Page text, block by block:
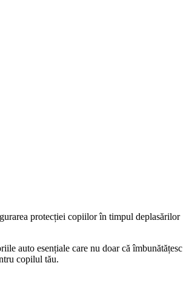
protecției copiilor în timpul deplasărilor
auto esențiale care nu doar că îmbunătățesc
copilul tău.